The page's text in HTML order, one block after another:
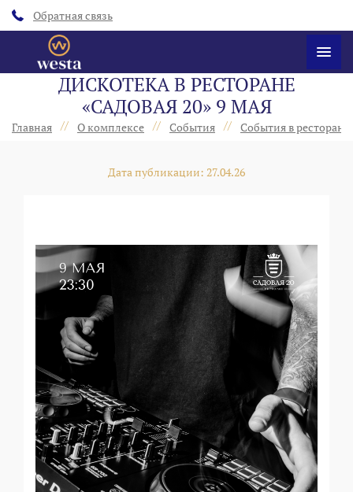
Обратная связь
ДИСКОТЕКА В РЕСТОРАНЕ
«САДОВАЯ 20» 9 МАЯ
Главная // О комплексе // События // События в
Дата публикации: 27.04.26